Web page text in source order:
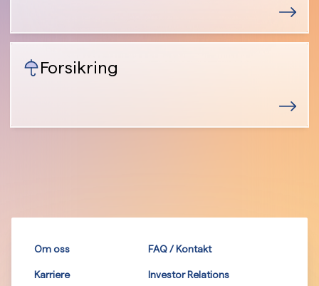
Forsikring
Om oss FAQ / Kontakt
Karriere Investor Relations